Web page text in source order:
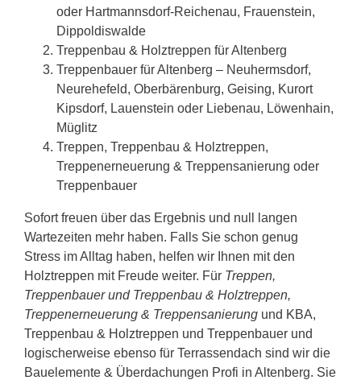
oder Hartmannsdorf-Reichenau, Frauenstein,
Dippoldiswalde
Treppenbau & Holztreppen für Altenberg
Treppenbauer für Altenberg – Neuhermsdorf,
Neurehefeld, Oberbärenburg, Geising, Kurort
Kipsdorf, Lauenstein oder Liebenau, Löwenhain,
Müglitz
Treppen, Treppenbau & Holztreppen,
Treppenerneuerung & Treppensanierung oder
Treppenbauer
Sofort freuen über das Ergebnis und null langen
Wartezeiten mehr haben. Falls Sie schon genug
Stress im Alltag haben, helfen wir Ihnen mit den
Holztreppen mit Freude weiter. Für Treppen,
Treppenbauer und Treppenbau & Holztreppen,
Treppenerneuerung & Treppensanierung und KBA,
Treppenbau & Holztreppen und Treppenbauer und
logischerweise ebenso für Terrassendach sind wir die
Bauelemente & Überdachungen Profi in Altenberg. Sie